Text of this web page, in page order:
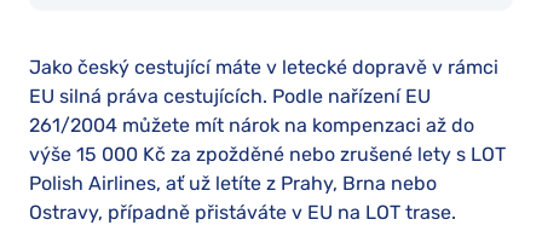
Jako český cestující máte v letecké dopravě v rámci
EU silná práva cestujících. Podle nařízení EU
261/2004 můžete mít nárok na kompenzaci až do
výše 15 000 Kč za zpožděné nebo zrušené lety s LOT
Polish Airlines, ať už letíte z Prahy, Brna nebo
Ostravy, případně přistáváte v EU na LOT trase.